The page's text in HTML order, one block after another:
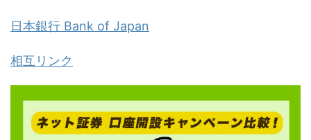
日本銀行 Bank of Japan
相互リンク